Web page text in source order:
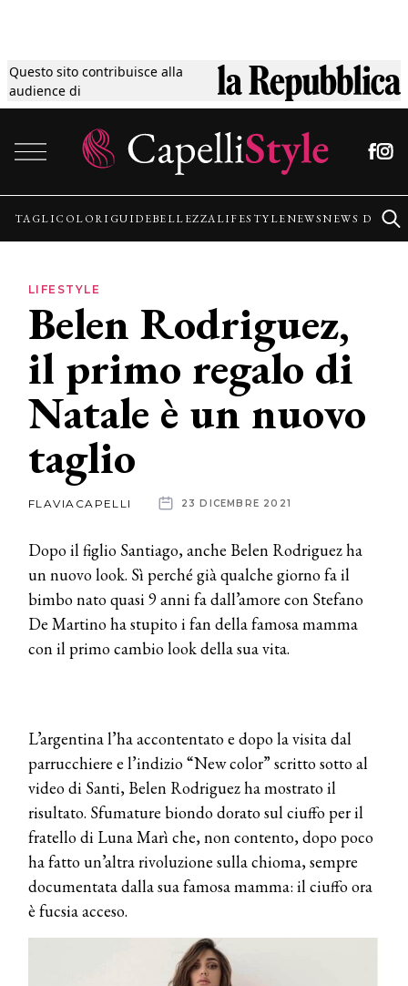
Questo sito contribuisce alla
audience di
Tagli
Colori
Guide
Lifestyle
News
News
dalle
TAGLICOLORI GUIDEBELLEZZALIFESTYLENEWSNEWS
LIFESTYLE
Belen Rodriguez,
il primo regalo di
Natale è un nuovo
taglio
FLAVIACAPELLI 23 DICEMBRE 2021
Dopo il figlio Santiago, anche Belen Rodriguez ha
un nuovo look. Sì perché già qualche giorno fa il
bimbo nato quasi 9 anni fa dall’amore con Stefano
De Martino ha stupito i fan della famosa mamma
con il primo cambio look della sua vita.
L’argentina l’ha accontentato e dopo la visita dal
parrucchiere e l’indizio “New color” scritto sotto al
video di Santi, Belen Rodriguez ha mostrato il
risultato. Sfumature biondo dorato sul ciuffo per il
fratello di Luna Marì che, non contento, dopo poco
ha fatto un’altra rivoluzione sulla chioma, sempre
documentata dalla sua famosa mamma: il ciuffo ora
è fucsia acceso.